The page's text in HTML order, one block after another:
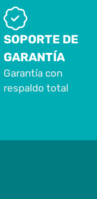
SOPORTE DE
GARANTÍA
Garantía con
respaldo total